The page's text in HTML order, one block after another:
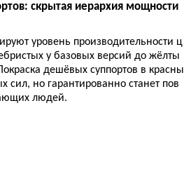
скрытая иерархия мощности
уровень производительности ц
у базовых версий до жёлты
дешёвых суппортов в красны
сил, но гарантированно станет пов
людей.